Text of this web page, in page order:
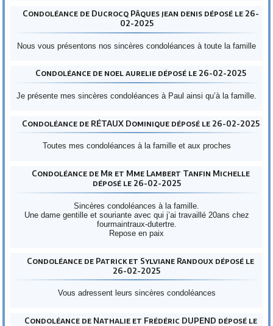
Condoléance de Ducrocq Pâques jean denis déposé le 26-
02-2025
Nous vous présentons nos sincères condoléances à toute la famille
Condoléance de noel aurelie déposé le 26-02-2025
Je présente mes sincères condoléances à Paul ainsi qu’à la famille.
Condoléance de RÉTAUX Dominique déposé le 26-02-2025
Toutes mes condoléances à la famille et aux proches
Condoléance de Mr et Mme Lambert Tanfin Michelle
déposé le 26-02-2025
Sincères condoléances à la famille.
Une dame gentille et souriante avec qui j’ai travaillé 20ans chez
fourmaintraux-dutertre.
Repose en paix
Condoléance de Patrick et Sylviane Randoux déposé le
26-02-2025
Vous adressent leurs sincères condoléances
Condoléance de Nathalie et Frédéric DUPEND déposé le